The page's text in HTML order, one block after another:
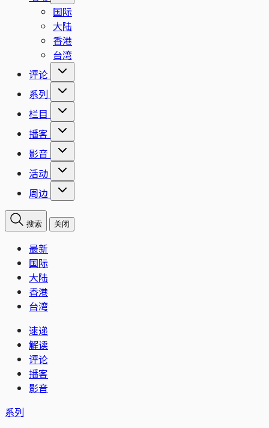
国际
大陆
香港
台湾
评论
系列
栏目
播客
影音
活动
周边
搜索 关闭
最新
国际
大陆
香港
台湾
速递
解读
评论
播客
影音
系列